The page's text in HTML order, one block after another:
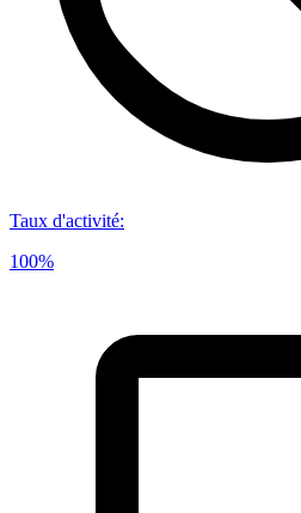
Taux d'activité:
100%